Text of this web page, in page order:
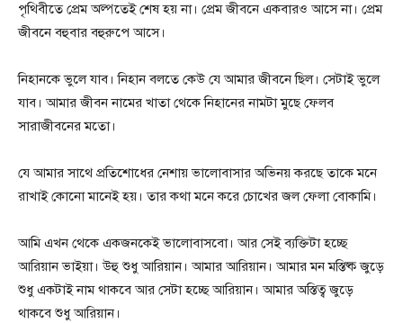
পৃথিবীতে প্রেম অল্পতেই শেষ হয় না। প্রেম জীবনে একবারও আসে না। প্রেম
জীবনে বহুবার বহুরুপে আসে।
নিহানকে ভুলে যাব। নিহান বলতে কেউ যে আমার জীবনে ছিল। সেটাই ভুলে
যাব। আমার জীবন নামের খাতা থেকে নিহানের নামটা মুছে ফেলব
সারাজীবনের মতো।
যে আমার সাথে প্রতিশোধের নেশায় ভালোবাসার অভিনয় করছে তাকে মনে
রাখাই কোনো মানেই হয়। তার কথা মনে করে চোখের জল ফেলা বোকামি।
আমি এখন থেকে একজনকেই ভালোবাসবো। আর সেই ব্যক্তিটা হচ্ছে
আরিয়ান ভাইয়া। উহু শুধু আরিয়ান। আমার আরিয়ান। আমার মন মস্তিষ্ক জুড়ে
শুধু একটাই নাম থাকবে আর সেটা হচ্ছে আরিয়ান। আমার অস্তিত্ব জুড়ে
থাকবে শুধু আরিয়ান।